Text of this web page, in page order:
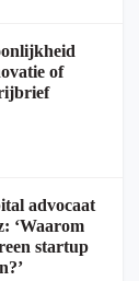
of
advocaat
‘Waarom
startup